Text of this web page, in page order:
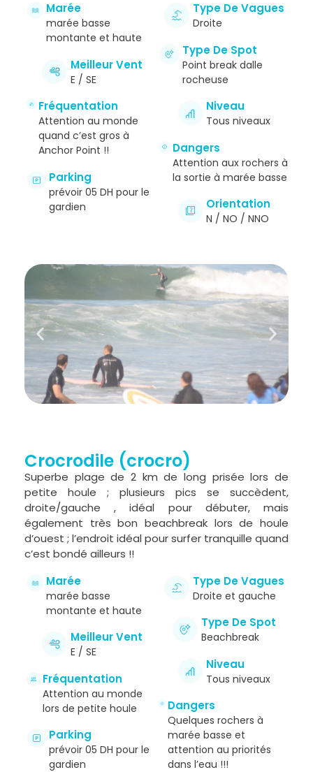
Marée
marée basse
montante et haute
Meilleur Vent
E / SE
Fréquentation
Attention au monde
quand c’est gros à
Anchor Point !!
Parking
prévoir 05 DH pour le
gardien
Type De Vagues
Droite
Type De Spot
Point break dalle
rocheuse
Niveau
Tous niveaux
Dangers
Attention aux rochers à
la sortie à marée basse
Orientation
N / NO / NNO
Crocrodile (crocro)
Superbe plage de 2 km de long prisée lors de
petite houle ; plusieurs pics se succèdent,
droite/gauche , idéal pour débuter, mais
également très bon beachbreak lors de houle
d’ouest ; l’endroit idéal pour surfer tranquille quand
c’est bondé ailleurs !!
Marée
marée basse
montante et haute
Meilleur Vent
E / SE
Fréquentation
Attention au monde
lors de petite houle
Parking
prévoir 05 DH pour le
gardien
Type De Vagues
Droite et gauche
Type De Spot
Beachbreak
Niveau
Tous niveaux
Dangers
Quelques rochers à
marée basse et
attention au priorités
dans l’eau !!!